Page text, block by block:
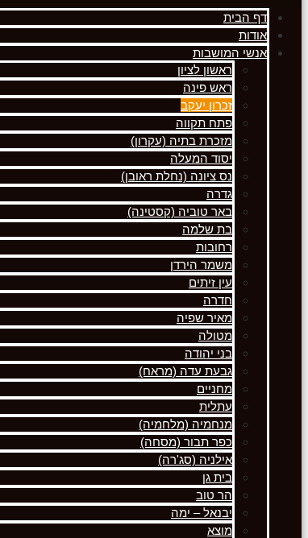
דף הבית
אודות
אנשי המושבות
ראשון לציון
ראש פינה
זכרון יעקב
פתח תקווה
מזכרת בתיה (עקרון)
יסוד המעלה
נס ציונה (נחלת ראובן)
גדרה
באר טוביה (קסטינה)
בת שלמה
רחובות
משמר הירדן
עין זיתים
חדרה
מאיר שפיה
מטולה
בני יהודה
גבעת עדה (מראח)
מחניים
עתלית
מנחמיה (מלחמיה)
כפר תבור (מסחה)
אילניה (סג'רה)
בית גן
הר טוב
יבנאל – ימה
מוצא